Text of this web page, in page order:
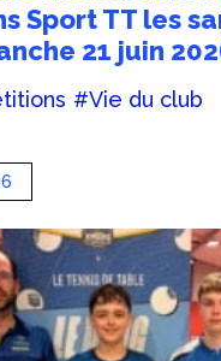
Sport TT les
21 juin
#Vie du club